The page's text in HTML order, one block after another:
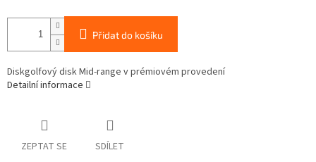
Přidat do košíku
Diskgolfový disk Mid-range v prémiovém provedení
Detailní informace
ZEPTAT SE SDÍLET